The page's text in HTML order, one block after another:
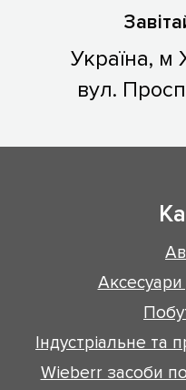
Україна, м
вул.
Індустріальне та
Wieberr засоби